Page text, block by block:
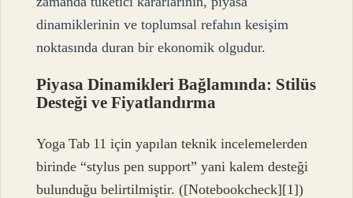
dinamiklerinin ve toplumsal refahın kesişim
noktasında duran bir ekonomik olgudur.
Piyasa Dinamikleri Bağlamında: Stilüs
Desteği ve Fiyatlandırma
Yoga Tab 11 için yapılan teknik incelemelerden
birinde “stylus pen support” yani kalem desteği
bulunduğu belirtilmiştir. ([Notebookcheck][1])